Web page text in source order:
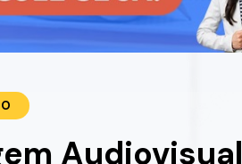
Audiovisual